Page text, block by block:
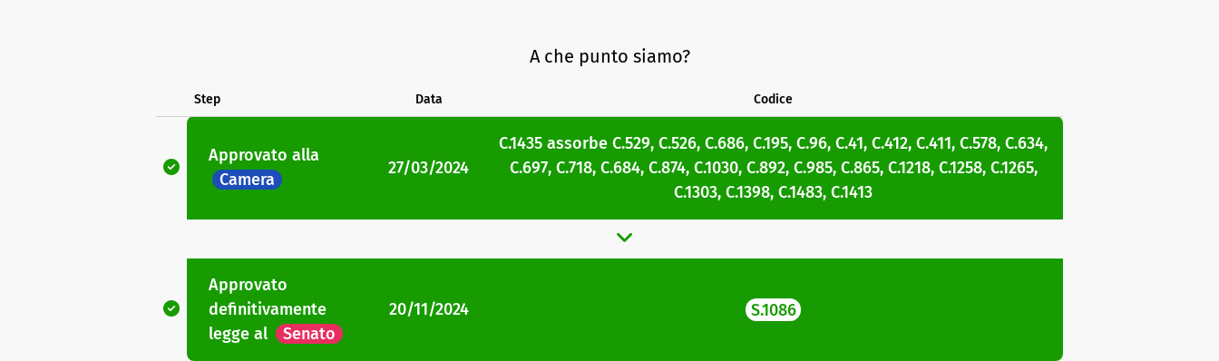
A che punto siamo?
Step Data Codice
Approvato alla
Camera
27/03/2024
C.1435 assorbe C.529, C.526, C.686, C.195, C.96, C.41, C.412, C.411, C.578, C.634,
C.697, C.718, C.684, C.874, C.1030, C.892, C.985, C.865, C.1218, C.1258, C.1265,
C.1303, C.1398, C.1483, C.1413
Approvato
definitivamente
legge al Senato
20/11/2024 S.1086